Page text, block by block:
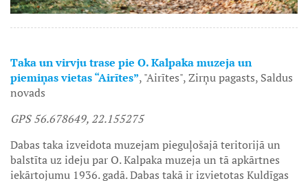
Taka un virvju trase pie O. Kalpaka muzeja un
piemiņas vietas “Airītes”, "Airītes", Zirņu pagasts, Saldus
novads
GPS 56.678649, 22.155275
Dabas taka izveidota muzejam pieguļošajā teritorijā un
balstīta uz ideju par O. Kalpaka muzeja un tā apkārtnes
iekārtojumu 1936. gadā. Dabas takā ir izvietotas Kuldīgas